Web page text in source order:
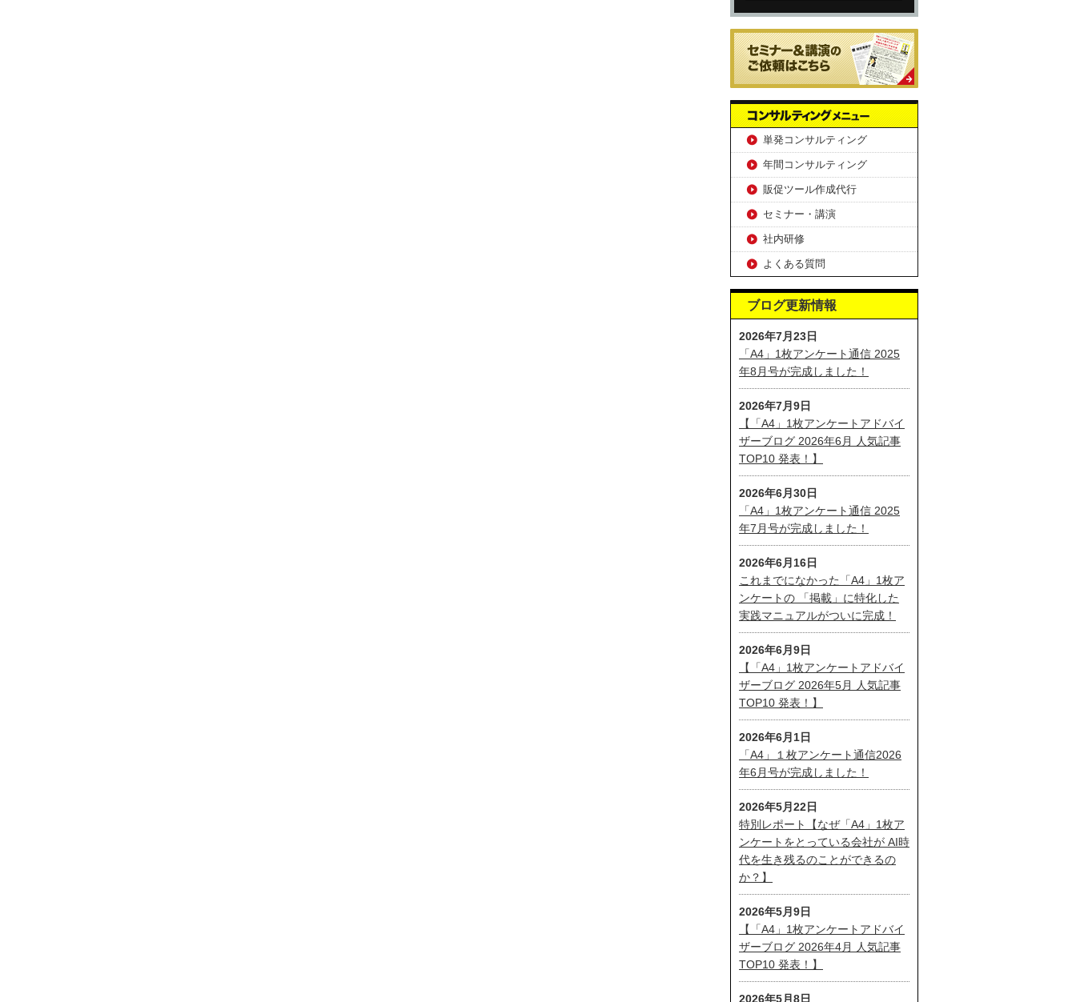
単発コンサルティング
年間コンサルティング
販促ツール作成代行
セミナー・講演
社内研修
よくある質問
ブログ更新情報
2026年7月23日
「A4」1枚アンケート通信 2025
年8月号が完成しました！
2026年7月9日
【「A4」1枚アンケートアドバイ
ザーブログ 2026年6月 人気記事
TOP10 発表！】
2026年6月30日
「A4」1枚アンケート通信 2025
年7月号が完成しました！
2026年6月16日
これまでになかった「A4」1枚ア
ンケートの 「掲載」に特化した
実践マニュアルがついに完成！
2026年6月9日
【「A4」1枚アンケートアドバイ
ザーブログ 2026年5月 人気記事
TOP10 発表！】
2026年6月1日
「A4」１枚アンケート通信2026
年6月号が完成しました！
2026年5月22日
特別レポート【なぜ「A4」1枚ア
ンケートをとっている会社が AI時
代を生き残るのことができるの
か？】
2026年5月9日
【「A4」1枚アンケートアドバイ
ザーブログ 2026年4月 人気記事
TOP10 発表！】
2026年5月8日